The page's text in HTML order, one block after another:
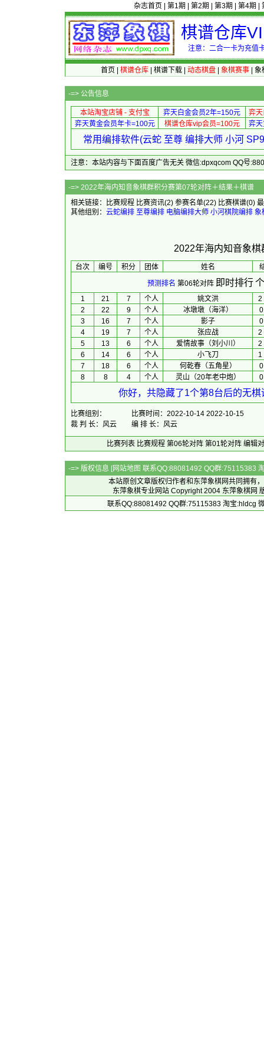
杂志首页 第1期 第2期 第3期 第4期
棋谱仓库
注意：二合一卡为充值
首页 棋谱仓库| 棋谱下载| 动态棋盘| 象棋赛事| 象
-=> 公告信息
本站淘宝店铺 - 支付宝 弈天白金会员2年=150元
弈
弈天黄金会员年卡=100元
棋谱仓库vip会员=100元 弈
常用编排软件(云蛇 至尊 编排大师 小河
注意：本站内容与下面百度广告无关 微信:dpxqcom QQ号
-=> 2022年海内知音象棋群积分
相关链接：
比赛规程 比赛资讯(2) 参赛名单(22) 比赛棋谱(0)
其他组别： 云蛇编排 至尊编排 电脑编排大师 小河棋院编排 象
2022年海内知音象
台次 编号 积分 团体 姓名
预测排名 第06轮对阵 即时排行
1 21 7 个人 姚文洪
2
2
22 9 个人 冰墩墩（海洋）
3
16 7 个人 影子
4
19 7 个人 张应战
2
5
13 6 个人 爱情故事（刘小川）
2
6
14 6 个人 小飞刀
1
7
18 6 个人 何乾春（五角星）
8
8 4 个人 灵山（20年老中炮）
你好，共隐藏了1个第8台后的无
比赛组别：
比赛时间：2022-10-14 2022-10-15
裁 判 长：风云
编 排 长：风云
比赛列表 比赛规程 第06轮对阵 第01轮对阵 编辑
-=> 版权信息 [网站地图 联系QQ:88081492 QQ群:75115383
本站原创文章版权归作者和 东萍象棋网共同拥有
东萍象棋专业网站 Copyright 2004 东萍象棋网
联系QQ:88081492 QQ群:75115383 淘宝:hldcg